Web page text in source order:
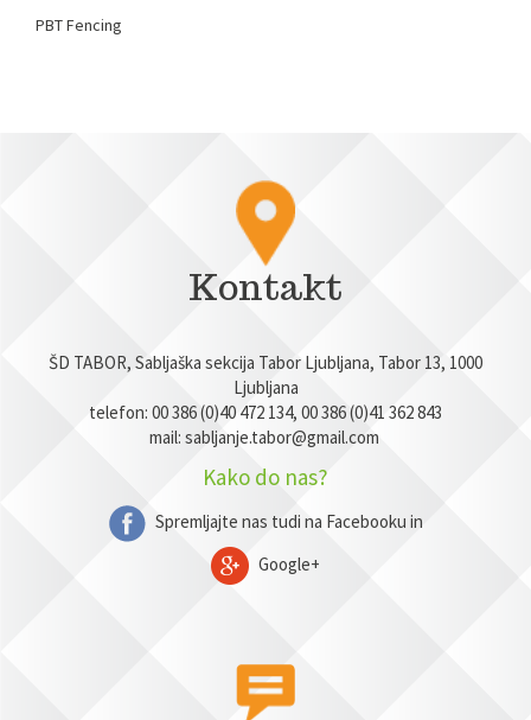
PBT Fencing
Kontakt
ŠD TABOR, Sabljaška sekcija Tabor Ljubljana, Tabor 13, 1000
Ljubljana
telefon: 00 386 (0)40 472 134, 00 386 (0)41 362 843
mail: sabljanje.tabor@gmail.com
Kako do nas?
Spremljajte nas tudi na Facebooku in
Google+